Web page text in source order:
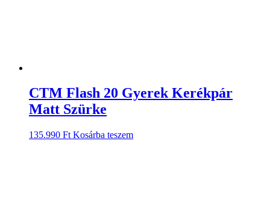
CTM Flash 20 Gyerek Kerékpár
Matt Szürke
135.990 Ft Kosárba teszem